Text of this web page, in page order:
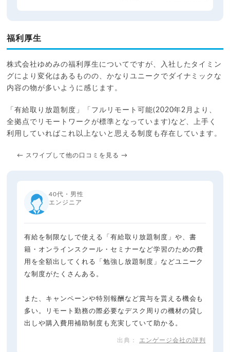
福利厚生
株式会社ゆめみの福利厚生についてですが、入社したタイミン
グにより変化はあるものの、かなりユニークでダイナミックな
内容の物が多いように感じます。
「有給取り放題制度」「フルリモート可能(2020年2月より、
全拠点でリモートワークが標準となっています)など、上手く
利用していればこれ以上ないと思える制度も存在しています。
← スワイプして他の口コミを見る →
40代・男性
エンジニア
有給を制限なしで使える「有給取り放題制度」や、書
籍・オンラインスクール・セミナーなど学習のための費
用を全額出してくれる「勉強し放題制度」などユニーク
な制度がたくさんある。
また、キャンペーンや特別報酬など賞与を貰える機会も
多い。リモート勤務の際必要なデスク周りの機材の貸し
出しや購入費用補助制度も充実していて助かる。
エンゲージ会社の評判